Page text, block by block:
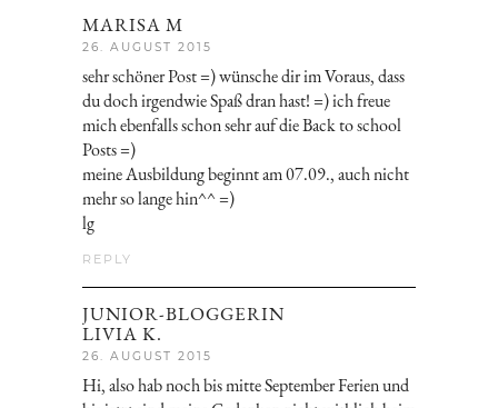
MARISA M
26. AUGUST 2015
sehr schöner Post =) wünsche dir im Voraus, dass
du doch irgendwie Spaß dran hast! =) ich freue
mich ebenfalls schon sehr auf die Back to school
Posts =)
meine Ausbildung beginnt am 07.09., auch nicht
mehr so lange hin^^ =)
lg
REPLY
JUNIOR-BLOGGERIN
LIVIA K.
26. AUGUST 2015
Hi, also hab noch bis mitte September Ferien und